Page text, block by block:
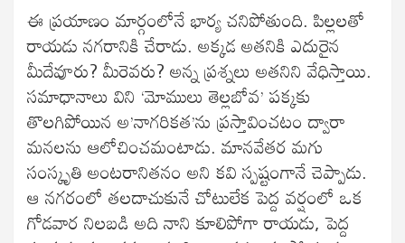
ఈ ప్రయాణం మార్గంలోనే భార్య చనిపోతుంది. పిల్లలతో
రాయడు నగరానికి చేరాడు. అక్కడ అతనికి ఎదురైన
మీదేవూరు? మీరెవరు? అన్న ప్రశ్నలు అతనిని వేధిస్తాయి.
సమాధానాలు విని ‘మోములు తెల్లబోవ’ పక్కకు
తొలగిపోయిన అ’నాగరికత’ను ప్రస్తావించటం ద్వారా
మనలను ఆలోచించమంటాడు. మానవేతర మగు
సంస్కృతి అంటరానితనం అని కవి స్పష్టంగానే చెప్పాడు.
ఆ నగరంలో తలదాచుకునే చోటులేక పెద్ద వర్షంలో ఒక
గోడవార నిలబడి అది నాని కూలిపోగా రాయడు, పెద్ద